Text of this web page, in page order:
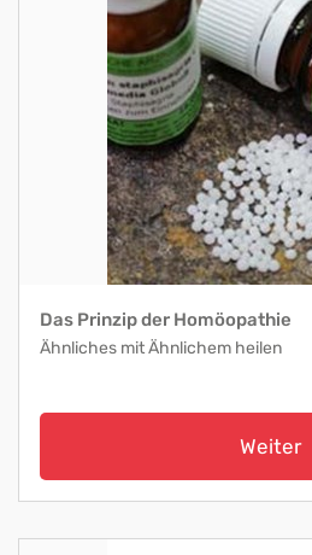
Das Prinzip der Homöopathie
Ähnliches mit Ähnlichem heilen
Weiter